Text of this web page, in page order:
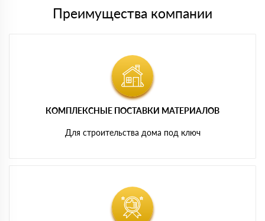
Преимущества компании
КОМПЛЕКСНЫЕ ПОСТАВКИ МАТЕРИАЛОВ
Для строительства дома под ключ